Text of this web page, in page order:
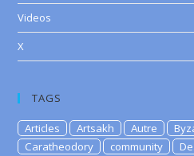
Videos
X
TAGS
Articles Artsakh Autre
Caratheodory
community